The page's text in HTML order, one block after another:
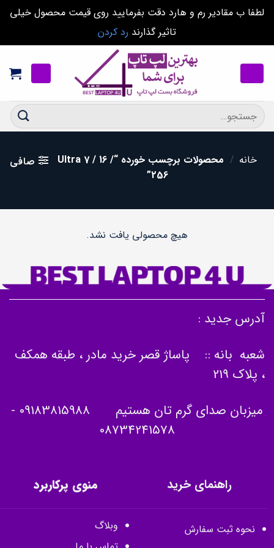
لطفا ب مقادیر رم و هارد دقت بفرمایید روی قیمت محصول خیلی
تاثیر گذارند رد کردن
content
جستجو
برای:
خانه /
محصولات برچسب خورده “Ultra 7 / 16 /
256”
صافی
هیچ محصولی یافت نشد.
آدرس جدید :
شعبه بانه :: پاساژ قصر خرید مادر ، طبقه همکف
، پلاک 219
میزبان صدای گرم تان هستیم 09183815988
-
08734241578
راهنمای خرید
نحوه ثبت سفارش
منوی پرکاربرد
وبلاگ